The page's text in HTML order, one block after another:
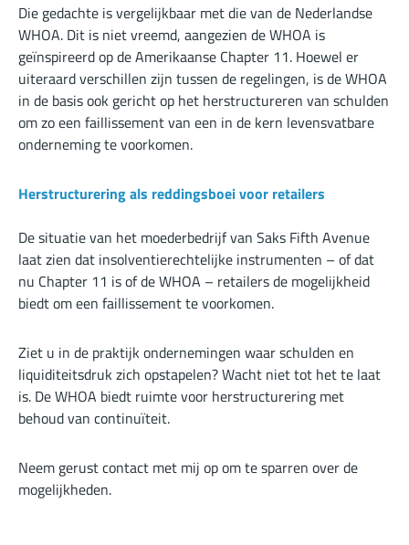
Die gedachte is vergelijkbaar met die van de Nederlandse
WHOA. Dit is niet vreemd, aangezien de WHOA is
geïnspireerd op de Amerikaanse Chapter 11. Hoewel er
uiteraard verschillen zijn tussen de regelingen, is de WHOA
in de basis ook gericht op het herstructureren van schulden
om zo een faillissement van een in de kern levensvatbare
onderneming te voorkomen.
Herstructurering als reddingsboei voor retailers
De situatie van het moederbedrijf van Saks Fifth Avenue
laat zien dat insolventierechtelijke instrumenten – of dat
nu Chapter 11 is of de WHOA – retailers de mogelijkheid
biedt om een faillissement te voorkomen.
Ziet u in de praktijk ondernemingen waar schulden en
liquiditeitsdruk zich opstapelen? Wacht niet tot het te laat
is. De WHOA biedt ruimte voor herstructurering met
behoud van continuïteit.
Neem gerust contact met mij op om te sparren over de
mogelijkheden.